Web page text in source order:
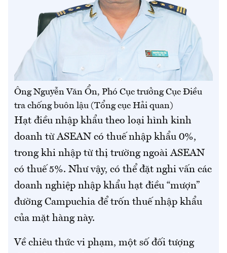
Ông Nguyễn Văn Ổn, Phó Cục trưởng Cục Điều
tra chống buôn lậu (Tổng cục Hải quan)
Hạt điều nhập khẩu theo loại hình kinh
doanh từ ASEAN có thuế nhập khẩu 0%,
trong khi nhập từ thị trường ngoài ASEAN
có thuế 5%. Như vậy, có thể đặt nghi vấn các
doanh nghiệp nhập khẩu hạt điều “mượn”
đường Campuchia để trốn thuế nhập khẩu
của mặt hàng này.
Về chiêu thức vi phạm, một số đối tượng